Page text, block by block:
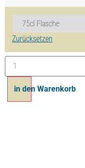
Zurücksetzen
in den Warenkorb